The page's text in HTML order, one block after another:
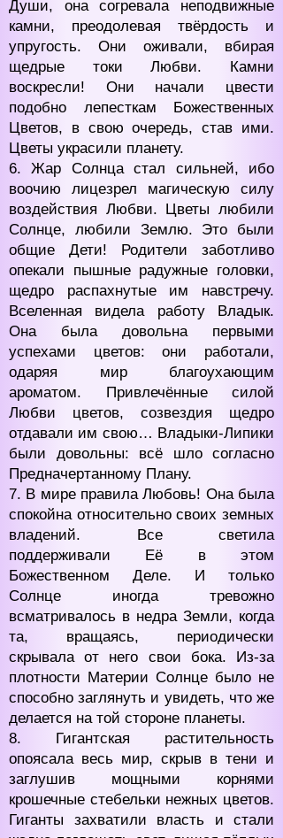
Души, она согревала неподвижные
камни, преодолевая твёрдость и
упругость. Они оживали, вбирая
щедрые токи Любви. Камни
воскресли! Они начали цвести
подобно лепесткам Божественных
Цветов, в свою очередь, став ими.
Цветы украсили планету.
6. Жар Солнца стал сильней, ибо
воочию лицезрел магическую силу
воздействия Любви. Цветы любили
Солнце, любили Землю. Это были
общие Дети! Родители заботливо
опекали пышные радужные головки,
щедро распахнутые им навстречу.
Вселенная видела работу Владык.
Она была довольна первыми
успехами цветов: они работали,
одаряя мир благоухающим
ароматом. Привлечённые силой
Любви цветов, созвездия щедро
отдавали им свою… Владыки-Липики
были довольны: всё шло согласно
Предначертанному Плану.
7. В мире правила Любовь! Она была
спокойна относительно своих земных
владений. Все светила
поддерживали Её в этом
Божественном Деле. И только
Солнце иногда тревожно
всматривалось в недра Земли, когда
та, вращаясь, периодически
скрывала от него свои бока. Из-за
плотности Материи Солнце было не
способно заглянуть и увидеть, что же
делается на той стороне планеты.
8. Гигантская растительность
опоясала весь мир, скрыв в тени и
заглушив мощными корнями
крошечные стебельки нежных цветов.
Гиганты захватили власть и стали